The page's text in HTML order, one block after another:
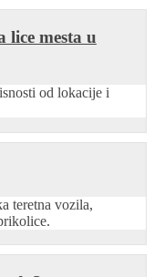
lice mesta u
od lokacije i
teretna vozila,